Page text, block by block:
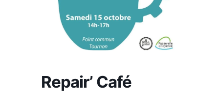
Repair’ Café